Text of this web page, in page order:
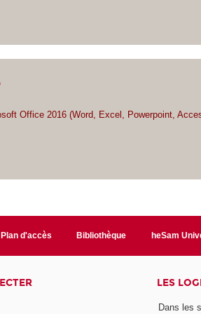
Office 2016 (Word, Excel, Powerpoint,
Plan d'accès Bibliothèque heSam
LES
Dans les